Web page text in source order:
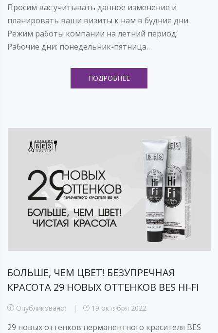
Просим вас учитывать данное изменение и
планировать ваши визиты к нам в будние дни.
Режим работы компании на летний период:
Рабочие дни: понедельник-пятница…
ПОДРОБНЕЕ
БОЛЬШЕ, ЧЕМ ЦВЕТ! БЕЗУПРЕЧНАЯ
КРАСОТА 29 НОВЫХ ОТТЕНКОВ BES Hi-Fi
Опубликовано: 19 октября 2022
29 новых оттенков перманентного красителя BES